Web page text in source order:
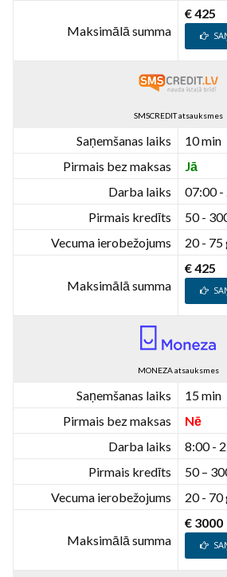
Maksimālā summa
€ 425
SMSCREDIT atsauksmes
Saņemšanas laiks
10 min
Pirmais bez maksas
Jā
Darba laiks
07:00 -
Pirmais kredīts
50 -
Vecuma ierobežojums
20 - 75
Maksimālā summa
€ 425
MONEZA atsauksmes
Saņemšanas laiks
15 min
Pirmais bez maksas
Nē
Darba laiks
8:00 -
Pirmais kredīts
50 –
Vecuma ierobežojums
20 - 70
Maksimālā summa
€ 3000